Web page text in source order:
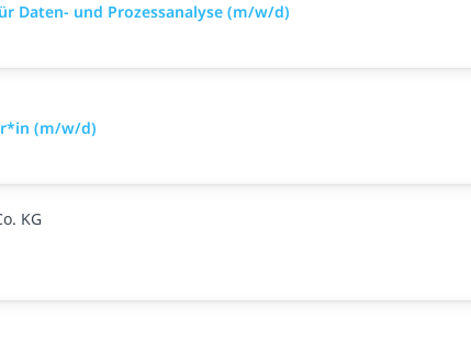
Daten- und Prozessanalyse (m/w/d)
(m/w/d)
KG